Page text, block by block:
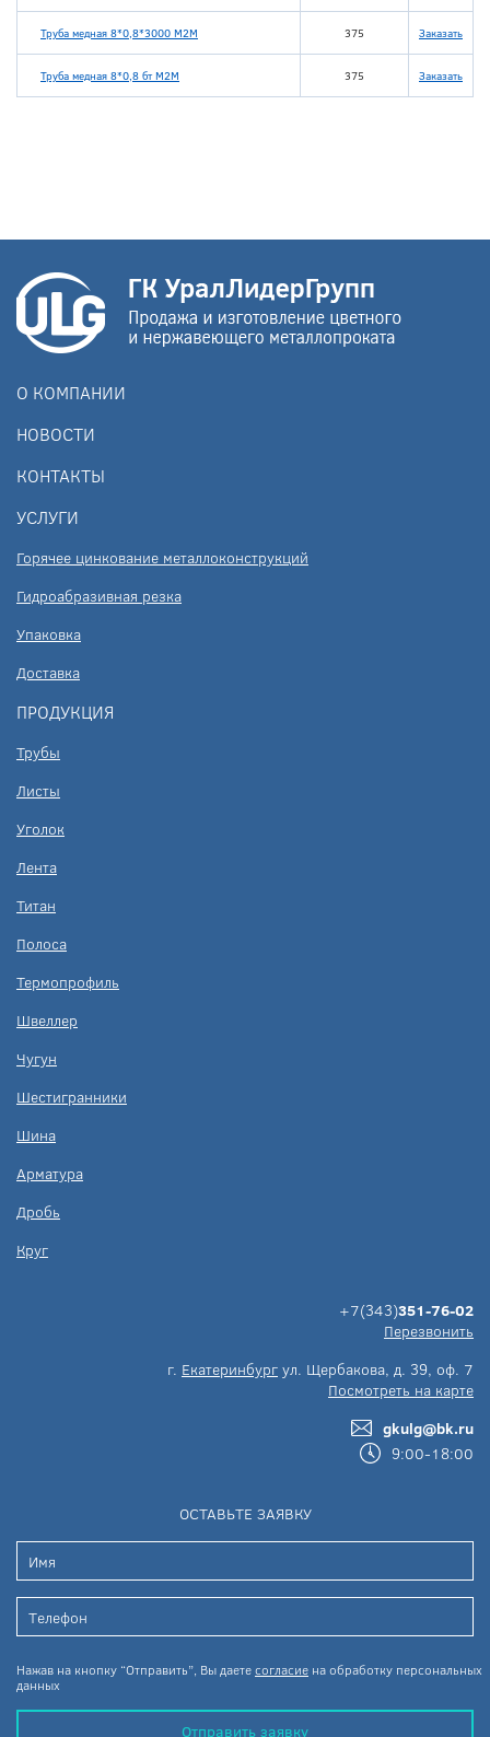
Труба медная 8*0,8*3000 М2М 375 Заказать
Труба медная 8*0,8 бт М2М 375 Заказать
О КОМПАНИИ
НОВОСТИ
КОНТАКТЫ
УСЛУГИ
Горячее цинкование металлоконструкций
Гидроабразивная резка
Упаковка
Доставка
ПРОДУКЦИЯ
Трубы
Листы
Уголок
Лента
Титан
Полоса
Термопрофиль
Швеллер
Чугун
Шестигранники
Шина
Арматура
Дробь
Круг
+7(343)351-76-02
Перезвонить
г. Екатеринбург ул. Щербакова, д. 39, оф. 7
Посмотреть на карте
gkulg@bk.ru
9:00-18:00
ОСТАВЬТЕ ЗАЯВКУ
Нажав на кнопку “Отправить”, Вы даетесогласие на обработку персональных
данных
Отправить заявку